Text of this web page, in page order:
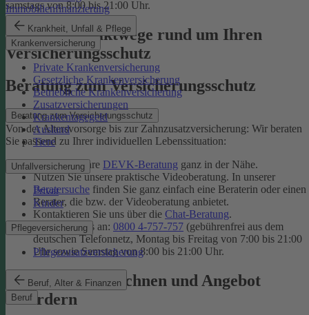
Immobilienfinanzierung
Krankheit, Unfall & Pflege
Krankenversicherung
Private Krankenversicherung
Gesetzliche Krankenversicherung
Betriebliche Krankenversicherung
Zusatzversicherungen
Krankentagegeld
Ausland
Tiere
Unfallversicherung
Privat
Kinder
Pflegeversicherung
Pflegezusatzversicherung
Beruf, Alter & Finanzen
Beruf
samstags von 8:00 bis 21:00 Uhr.
Unsere Kontaktwege rund um Ihren
Versicherungsschutz
Beratung zum Versicherungsschutz
Beratung zum Versicherungsschutz
Von der Altersvorsorge bis zur Zahnzusatzversicherung: Wir beraten
Sie passend zu Ihrer individuellen Lebenssituation:
Finden Sie Ihre DEVK-Beratung ganz in der Nähe.
Nutzen Sie unsere praktische Videoberatung. In unserer
Beratersuche finden Sie ganz einfach eine Beraterin oder einen
Berater, die bzw. der Videoberatung anbietet.
Kontaktieren Sie uns über die Chat-Beratung.
Rufen Sie uns an: 0800 4-757-757 (gebührenfrei aus dem
deutschen Telefonnetz, Montag bis Freitag von 7:00 bis 21:00
Uhr sowie Samstag von 8:00 bis 21:00 Uhr.
Tarif online berechnen und Angebot
anfordern